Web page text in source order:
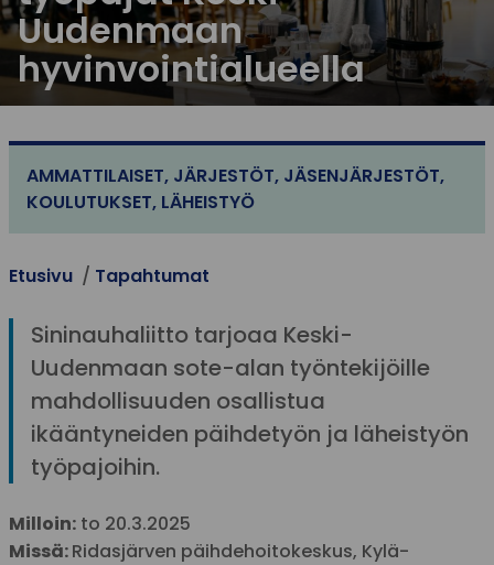
Uudenmaan
hyvinvointialueella
AMMATTILAISET, JÄRJESTÖT, JÄSENJÄRJESTÖT,
KOULUTUKSET, LÄHEISTYÖ
Etusivu Tapahtumat
Sininauhaliitto tarjoaa Keski-
Uudenmaan sote-alan työntekijöille
mahdollisuuden osallistua
ikääntyneiden päihdetyön ja läheistyön
työpajoihin.
Milloin: to 20.3.2025
Missä:Ridasjärven päihdehoitokeskus, Kylä-